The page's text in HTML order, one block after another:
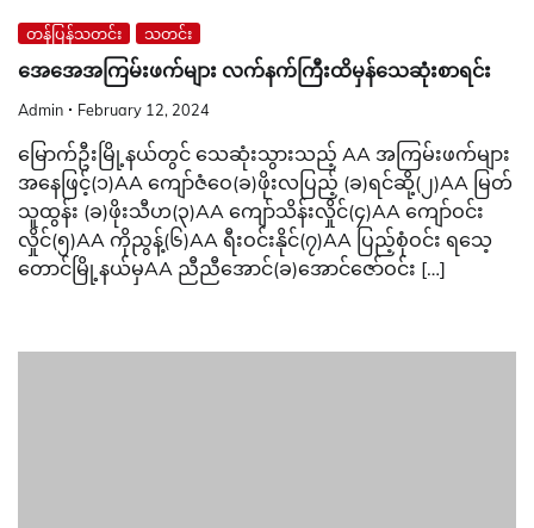
တန်ပြန်သတင်း သတင်း
အေအေအကြမ်းဖက်များ လက်နက်ကြီးထိမှန်သေဆုံးစာရင်း
Admin February 12, 2024
မြောက်ဦးမြို့နယ်တွင် သေဆုံးသွားသည့် AA အကြမ်းဖက်များ
အနေဖြင့်(၁)AA ကျော်ဇံဝေ(ခ)ဖိုးလပြည့် (ခ)ရင်ဆို့(၂)AA မြတ်
သူထွန်း (ခ)ဖိုးသီဟ(၃)AA ကျော်သိန်းလှိုင်(၄)AA ကျော်ဝင်း
လှိုင်(၅)AA ကိုညွန့်(၆)AA ရီးဝင်းနိုင်(၇)AA ပြည့်စုံဝင်း ရသေ့
တောင်မြို့နယ်မှAA ညီညီအောင်(ခ)အောင်ဇော်ဝင်း […]